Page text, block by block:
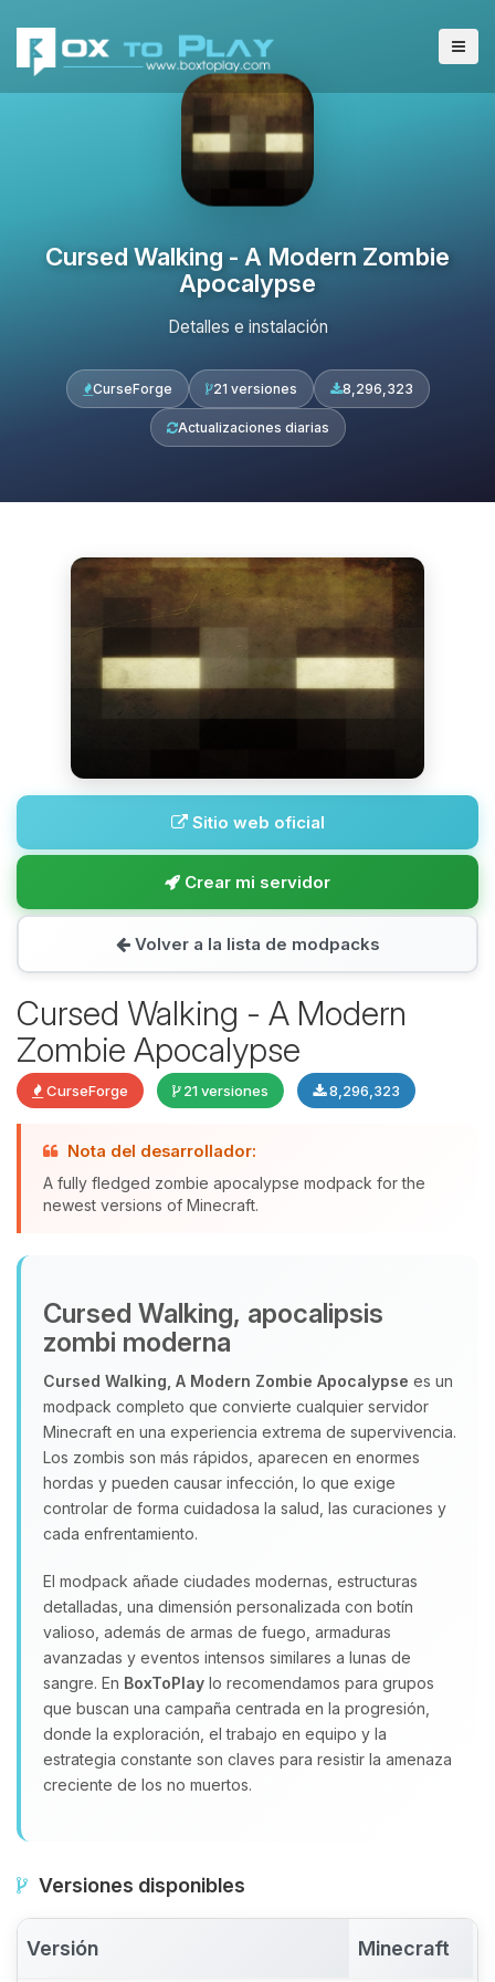
Cursed Walking - A Modern Zombie
Apocalypse
Detalles e instalación
CurseForge 21 versiones 8,296,323
Actualizaciones diarias
Sitio web oficial
Crear mi servidor
Volver a la lista de modpacks
Cursed Walking - A Modern
Zombie Apocalypse
CurseForge 21 versiones 8,296,323
Nota del desarrollador:
A fully fledged zombie apocalypse modpack for the
newest versions of Minecraft.
Cursed Walking, apocalipsis
zombi moderna
Cursed Walking, A Modern Zombie Apocalypse es un
modpack completo que convierte cualquier servidor
Minecraft en una experiencia extrema de supervivencia.
Los zombis son más rápidos, aparecen en enormes
hordas y pueden causar infección, lo que exige
controlar de forma cuidadosa la salud, las curaciones y
cada enfrentamiento.
El modpack añade ciudades modernas, estructuras
detalladas, una dimensión personalizada con botín
valioso, además de armas de fuego, armaduras
avanzadas y eventos intensos similares a lunas de
sangre. En BoxToPlay lo recomendamos para grupos
que buscan una campaña centrada en la progresión,
donde la exploración, el trabajo en equipo y la
estrategia constante son claves para resistir la amenaza
creciente de los no muertos.
Versiones disponibles
Versión Minecraft
hablar! Soy Choupy, tu pequeno
asistente de BoxToPlay. Cuentame
que necesitas y moveré mis
pequenos circuitos para ayudarte.
08/08/2026 19:05